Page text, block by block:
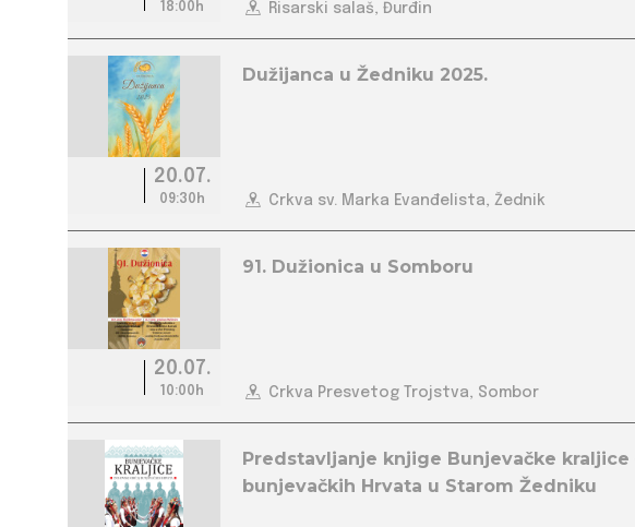
18:00h Risarski salaš, Đurđin
20.07.
09:30h
Dužijanca u Žedniku 2025.
Crkva sv. Marka Evanđelista, Žednik
20.07.
10:00h
91. Dužionica u Somboru
Crkva Presvetog Trojstva, Sombor
Predstavljanje knjige Bunjevačke kraljice
bunjevačkih Hrvata u Starom Žedniku